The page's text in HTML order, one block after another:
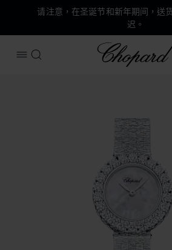
请注意，在圣诞节和新年期间，送
迟。
打开菜单
搜索